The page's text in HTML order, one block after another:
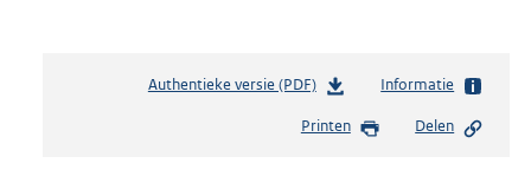
Authentieke versie (PDF)b
s
Informatie
Printen Delen